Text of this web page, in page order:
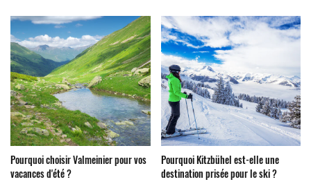
Pourquoi choisir Valmeinier pour vos
vacances d'été ?
Pourquoi Kitzbühel est-elle une
destination prisée pour le ski ?